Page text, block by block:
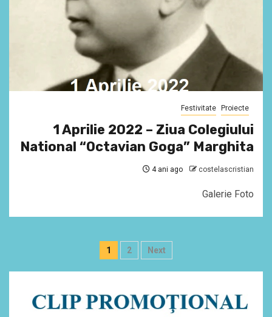
Festivitate Proiecte
1 Aprilie 2022 – Ziua Colegiului
National “Octavian Goga” Marghita
4 ani ago costelascristian
Galerie Foto
Paginație
articole
1 2 Next